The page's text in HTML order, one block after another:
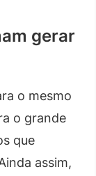
gerar
o mesmo
o grande
que
assim,